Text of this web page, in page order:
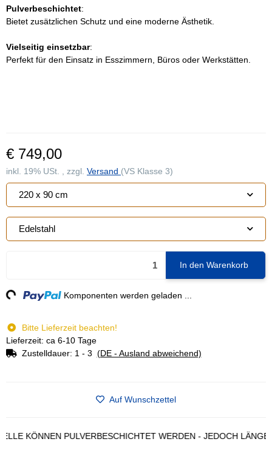
Pulverbeschichtet:
Bietet zusätzlichen Schutz und eine moderne Ästhetik.
Vielseitig einsetzbar:
Perfekt für den Einsatz in Esszimmern, Büros oder Werkstätten.
€ 749,00
inkl. 19% USt. , zzgl. Versand (VS Klasse 3)
220 x 90 cm
Edelstahl
In den Warenkorb
Komponenten werden geladen ...
Bitte Lieferzeit beachten!
Lieferzeit: ca 6-10 Tage
Zustelldauer: 1 - 3 (DE - Ausland abweichend)
Auf Wunschzettel
PULVERBESCHICHTET WERDEN - JEDOCH LÄNGERE